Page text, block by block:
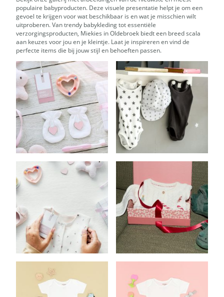
populaire babyproducten. Deze visuele presentatie helpt je om een
gevoel te krijgen voor wat beschikbaar is en wat je misschien wilt
uitproberen. Van trendy babykleding tot essentiële
verzorgingsproducten, Miekies in Oldebroek biedt een breed scala
aan keuzes voor jou en je kleintje. Laat je inspireren en vind de
perfecte items die bij jouw stijl en behoeften passen.